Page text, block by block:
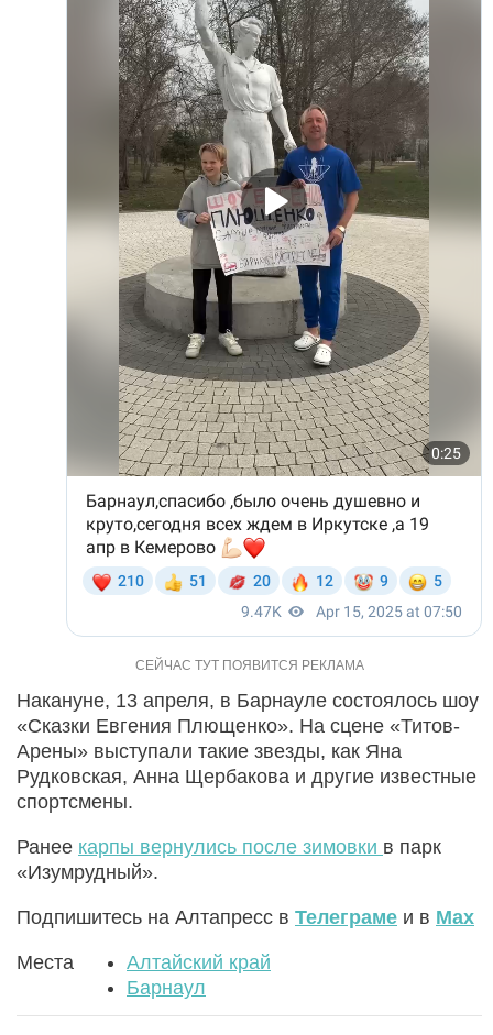
Накануне, 13 апреля, в Барнауле состоялось шоу
«Сказки Евгения Плющенко». На сцене «Титов-
Арены» выступали такие звезды, как Яна
Рудковская, Анна Щербакова и другие известные
спортсмены.
Ранее карпы вернулись после зимовки в парк
«Изумрудный».
Подпишитесь на Алтапресс в Телеграме и в Max
Места
Алтайский край
Барнаул